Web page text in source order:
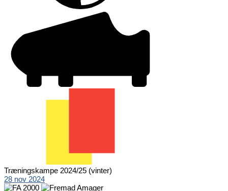
Træningskampe 2024/25 (vinter)
28 nov 2024